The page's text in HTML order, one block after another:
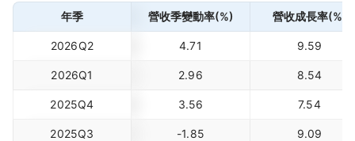
年季 營收季變動率(%) 營收成長率(%)
2026Q2 4.71 9.59
2026Q1 2.96 8.54
2025Q4 3.56 7.54
2025Q3 -1.85 9.09